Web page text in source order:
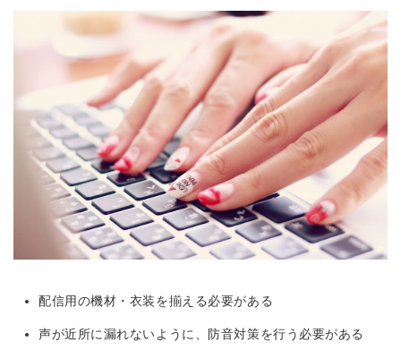
配信用の機材・衣装を揃える必要がある
声が近所に漏れないように、防音対策を行う必要がある